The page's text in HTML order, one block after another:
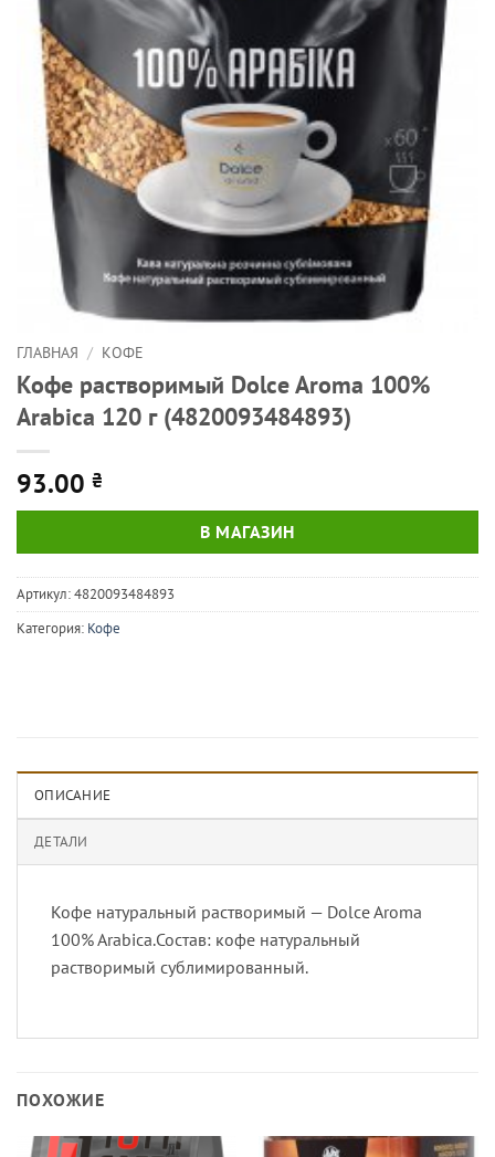
ГЛАВНАЯ / КОФЕ
Кофе растворимый Dolce Aroma 100%
Arabica 120 г (4820093484893)
93.00 ₴
В МАГАЗИН
Артикул:4820093484893
Категория: Кофе
ОПИСАНИЕ
ДЕТАЛИ
Кофе натуральный растворимый — Dolce Aroma
100% Arabica.Состав: кофе натуральный
растворимый сублимированный.
ПОХОЖИЕ